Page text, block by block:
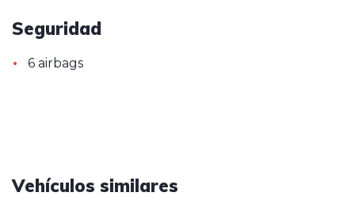
Seguridad
• 6 airbags
Vehículos similares